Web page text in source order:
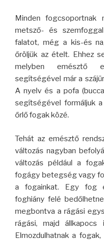
Minden
metsző- és
falatot, még a kis-és
őröljük az ételt. Ehhez
melyben emésztő
segítségével már a
A nyelv és a pofa
segítségével formáljuk
őrlő fogak közé.
Tehát az emésztő
változás nagyban
változás például a
fogágy betegség vagy
a fogainkat. Egy fog
foghiány felé
megbontva a rágási
rágási, majd állkapocs
Elmozdulhatnak a